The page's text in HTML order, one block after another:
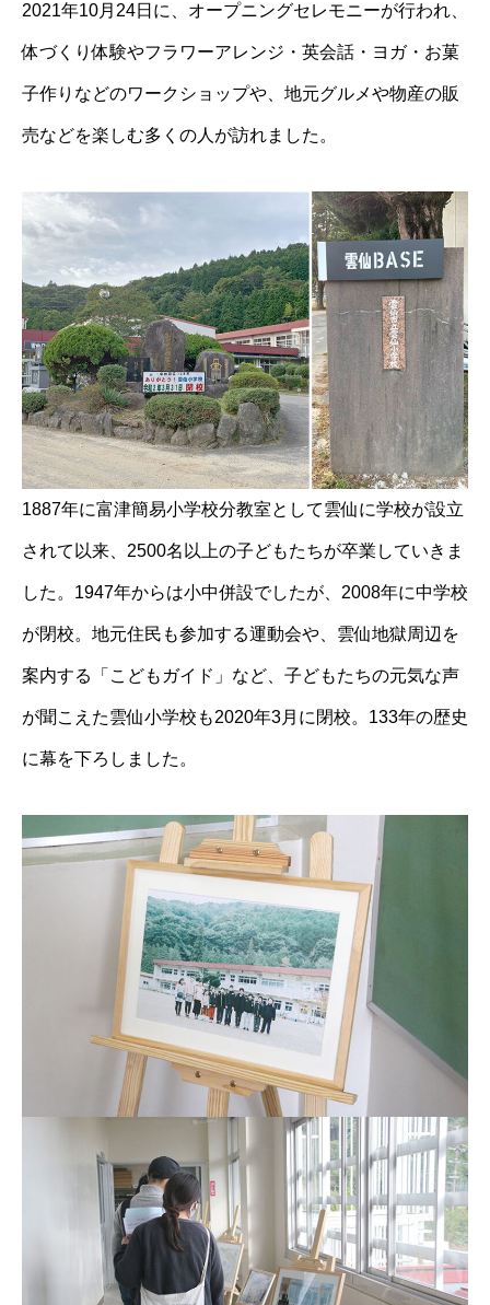
2021年10月24日に、オープニングセレモニーが行われ、
体づくり体験やフラワーアレンジ・英会話・ヨガ・お菓
子作りなどのワークショップや、地元グルメや物産の販
売などを楽しむ多くの人が訪れました。
1887年に富津簡易小学校分教室として雲仙に学校が設立
されて以来、2500名以上の子どもたちが卒業していきま
した。1947年からは小中併設でしたが、2008年に中学校
が閉校。地元住民も参加する運動会や、雲仙地獄周辺を
案内する「こどもガイド」など、子どもたちの元気な声
が聞こえた雲仙小学校も2020年3月に閉校。133年の歴史
に幕を下ろしました。